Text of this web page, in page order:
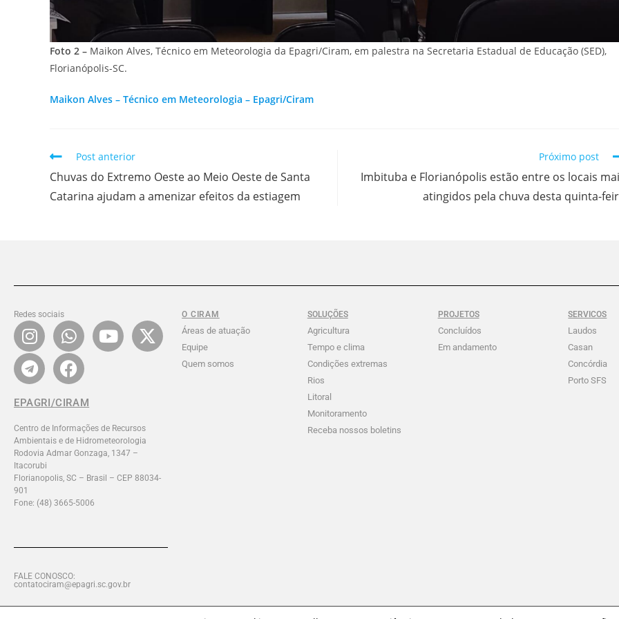
Foto 2 – Maikon Alves, Técnico em Meteorologia da Epagri/Ciram, em palestra na Secretaria Estadual de Educação (SED),
Florianópolis-SC.
Maikon Alves – Técnico em Meteorologia – Epagri/Ciram
Post anterior
Chuvas do Extremo Oeste ao Meio Oeste de Santa
Catarina ajudam a amenizar efeitos da estiagem
Próximo post
Imbituba e Florianópolis estão entre os locais
atingidos pela chuva desta quinta-
Redes sociais
EPAGRI/CIRAM
Centro de Informações de Recursos
Ambientais e de Hidrometeorologia
Rodovia Admar Gonzaga, 1347 –
Itacorubi
Florianopolis, SC – Brasil – CEP 88034-
901
Fone: (48) 3665-5006
FALE CONOSCO:
contatociram@epagri.sc.gov.br
O CIRAM
Áreas de atuação
Equipe
Quem somos
SOLUÇÕES
Agricultura
Tempo e clima
Condições extremas
Rios
Litoral
Monitoramento
Receba nossos boletins
PROJETOS
Concluídos
Em andamento
SERVICOS
Laudos
Casan
Concórdia
Porto SFS